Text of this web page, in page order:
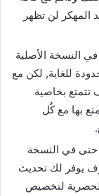
المهكر لن تظهر
النسخة الأصلية
للغاية, لكن مع
بخاصية
بها مع كٌل
حتى في النسخة
يوفر لك تحديث
لتخصيص